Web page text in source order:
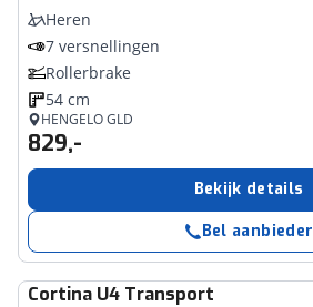
Heren
7 versnellingen
Rollerbrake
54 cm
HENGELO GLD
829,-
Bekijk details
Bel aanbieder
Cortina U4 Transport